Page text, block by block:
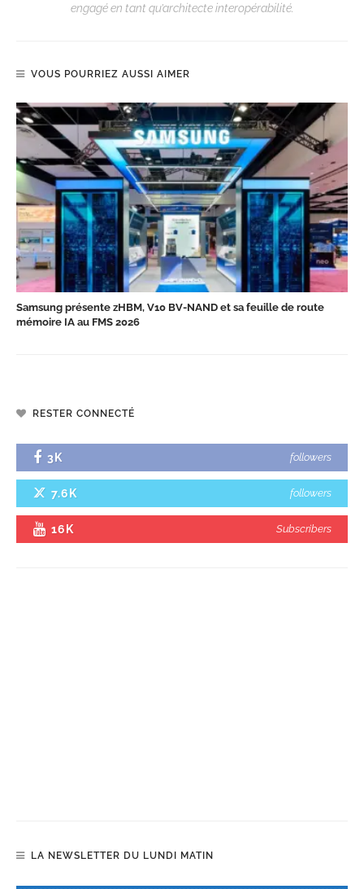
engagé en tant qu’architecte interopérabilité.
VOUS POURRIEZ AUSSI AIMER
Samsung présente zHBM, V10 BV-NAND et sa feuille de route
mémoire IA au FMS 2026
RESTER CONNECTÉ
3K followers
7.6K followers
16K Subscribers
LA NEWSLETTER DU LUNDI MATIN